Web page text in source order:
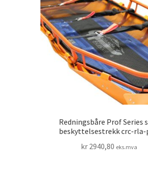
Redningsbåre Prof Series
beskyttelsestrekk crc-
kr 2940,80 eks.mva